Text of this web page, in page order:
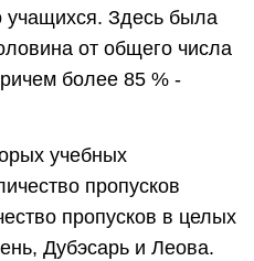
учащихся. Здесь была
от общего числа
более 85 % -
учебных
пропусков
пропусков в целых
Дубэсарь и Леова.